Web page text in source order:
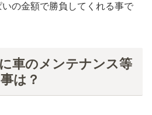
の金額で勝負してくれる事で
車のメンテナンス等
は？